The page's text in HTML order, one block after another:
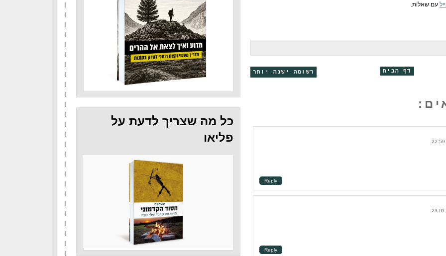
עם שאלות.
רשומה ישנה יותר דף הבית
Reply
Reply
כל מה שצריך לדעת על
פליאו